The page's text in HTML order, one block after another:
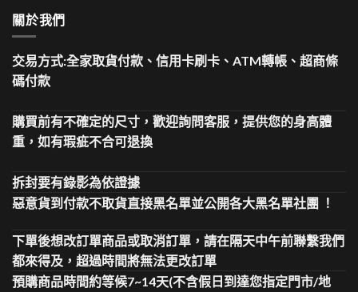
關於我們
交易方式:全家取貨付款、信用卡刷卡、ATM轉帳、超商條
碼付款
購買前有不確定的尺寸，歡迎詢問客服，提供您的身高體
重，如有瑕疵不合可退換
拆封要有錄影為依證據
惡意貨到付款不取貨直接黑名單並公開各大黑名單社團 ！
下單後想改訂單商品或取消訂單，請在隔天中午前聯繫我們
都來得及，超過時間將無法更改訂單
預購商品時間約等候7~14天(不含假日到達您指定門市/地